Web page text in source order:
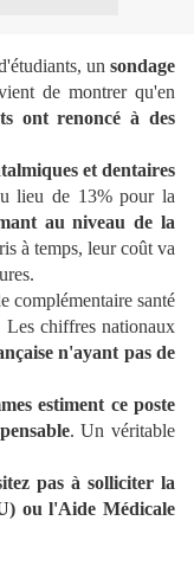
un sondage
de montrer qu'en
ont renoncé à des
et dentaires
lieu de 13% pour la
au niveau de la
à temps, leur coût va
complémentaire santé
Les chiffres nationaux
n'ayant pas de
estiment ce poste
. Un véritable
pas à solliciter la
ou l'Aide Médicale